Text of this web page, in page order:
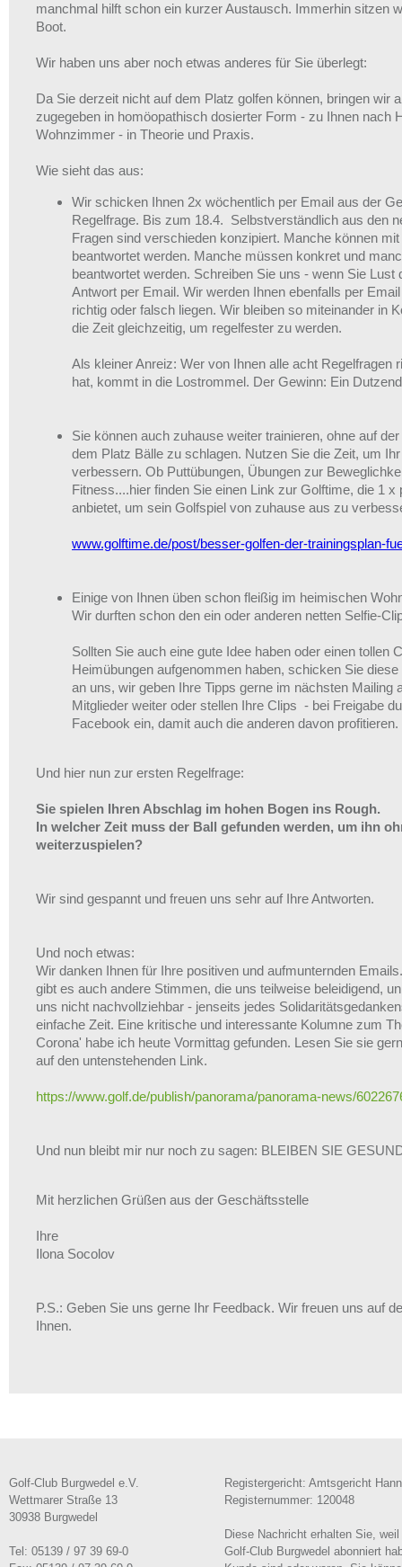
manchmal hilft schon ein kurzer Austausch. Immerhin sitzen
Boot.
Wir haben uns aber noch etwas anderes für Sie überlegt:
Da Sie derzeit nicht auf dem Platz golfen können, bringen wir
zugegeben in homöopathisch dosierter Form - zu Ihnen nach
Wohnzimmer - in Theorie und Praxis.
Wie sieht das aus:
Wir schicken Ihnen 2x wöchentlich per Email aus der
Regelfrage. Bis zum 18.4. Selbstverständlich aus den
Fragen sind verschieden konzipiert. Manche können
beantwortet werden. Manche müssen konkret und
beantwortet werden. Schreiben Sie uns - wenn Sie Lust
Antwort per Email. Wir werden Ihnen ebenfalls per
richtig oder falsch liegen. Wir bleiben so miteinander in
die Zeit gleichzeitig, um regelfester zu werden.
Als kleiner Anreiz: Wer von Ihnen alle acht Regelfragen
hat, kommt in die Lostrommel. Der Gewinn: Ein
Sie können auch zuhause weiter trainieren, ohne auf
dem Platz Bälle zu schlagen. Nutzen Sie die Zeit, um
verbessern. Ob Puttübungen, Übungen zur
Fitness....hier finden Sie einen Link zur Golftime, die 1 x
anbietet, um sein Golfspiel von zuhause aus zu
www.golftime.de/post/besser-golfen-der-trainingsplan-
Einige von Ihnen üben schon fleißig im heimischen
Wir durften schon den ein oder anderen netten Selfie-
Sollten Sie auch eine gute Idee haben oder einen tollen
Heimübungen aufgenommen haben, schicken Sie
an uns, wir geben Ihre Tipps gerne im nächsten Mailing
Mitglieder weiter oder stellen Ihre Clips - bei Freigabe
Facebook ein, damit auch die anderen davon profitieren.
Und hier nun zur ersten Regelfrage:
Sie spielen Ihren Abschlag im hohen Bogen ins Rough.
In welcher Zeit muss der Ball gefunden werden, um ihn
weiterzuspielen?
Wir sind gespannt und freuen uns sehr auf Ihre Antworten.
Und noch etwas:
Wir danken Ihnen für Ihre positiven und aufmunternden
gibt es auch andere Stimmen, die uns teilweise beleidigend,
uns nicht nachvollziehbar - jenseits jedes
einfache Zeit. Eine kritische und interessante Kolumne zum
Corona' habe ich heute Vormittag gefunden. Lesen Sie sie
auf den untenstehenden Link.
https://www.golf.de/publish/panorama/panorama-news/
Und nun bleibt mir nur noch zu sagen: BLEIBEN SIE
Mit herzlichen Grüßen aus der Geschäftsstelle
Ihre
Ilona Socolov
P.S.: Geben Sie uns gerne Ihr Feedback. Wir freuen uns auf
Ihnen.
Golf-Club Burgwedel e.V.
Wettmarer Straße 13
30938 Burgwedel
Tel: 05139 / 97 39 69-0
Registergericht: Amtsgericht
Registernummer: 120048
Diese Nachricht erhalten Sie,
Golf-Club Burgwedel abonniert